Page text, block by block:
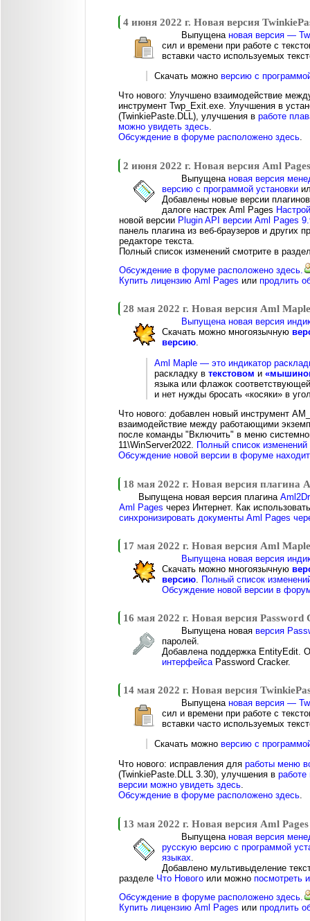
4 июня 2022 г. Новая версия
Выпущена новая версия —
сил и времени при работе с
вставки часто используемых
Скачать можно версию с
Что нового: Улучшено взаимодействие
инструмент Twp_Exit.exe. Улучшения в
(TwinkiePaste.DLL), улучшения в работе
можно увидеть здесь.
Обсуждение в форуме расположено здесь.
2 июня 2022 г. Новая версия Aml
Выпущена новая версия
версию с программой установки
Добавлены новые версии
далоге настрек Aml Pages
новой версии Plugin API версии Aml Pages
панель плагина из веб-браузеров и других
редакторе текста.
Полный список изменений смотрите в
Обсуждение в форуме расположено здесь.
Купить лицензию Aml Pages или продлить
28 мая 2022 г. Новая версия Aml
Выпущена новая версия
Скачать можно многоязычную
версию.
Aml Maple — это индикатор
раскладку в текстовом и
языка или флажок
и нет нужды бросать «косяки» в
Что нового: добавлен новый инструмент
взаимодействие между работающими
после команды "Включить" в меню
11\WinServer2022.
Полный список
Обсуждение новой версии в форуме
18 мая 2022 г. Новая версия плагина
Выпущена новая версия плагина
Aml Pages через Интернет. Как
синхронизировать документы Aml Pages
17 мая 2022 г. Новая версия Aml
Выпущена новая версия
Скачать можно многоязычную
версию
Полный список
Обсуждение новой версии в
16 мая 2022 г. Новая версия Password
Выпущена новая версия
паролей.
Добавлена поддержка EntityEdit.
интерфейса Password Cracker.
14 мая 2022 г. Новая версия
Выпущена новая версия —
сил и времени при работе с
вставки часто используемых
Скачать можно версию с
Что нового: исправления для работы меню
(TwinkiePaste.DLL 3.30), улучшения в
версии можно увидеть здесь
Обсуждение в форуме расположено здесь
13 мая 2022 г. Новая версия Aml
Выпущена новая версия
русскую версию с программой
языках
Добавлено мультивыделение
разделе Что Нового или можно посмотреть
Обсуждение в форуме расположено здесь.
Купить лицензию Aml Pages или продлить